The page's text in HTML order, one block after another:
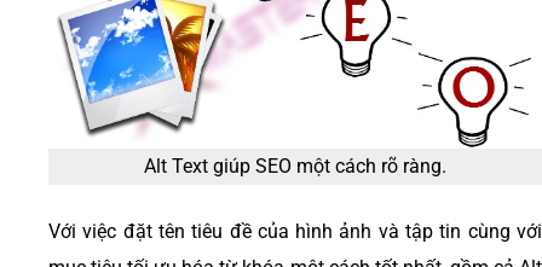
Alt Text giúp SEO một cách rõ ràng.
Với việc đặt tên tiêu đề của hình ảnh và tập tin cùng với